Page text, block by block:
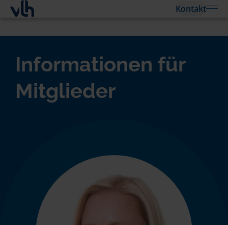
Kontakt
Informationen für
Mitglieder